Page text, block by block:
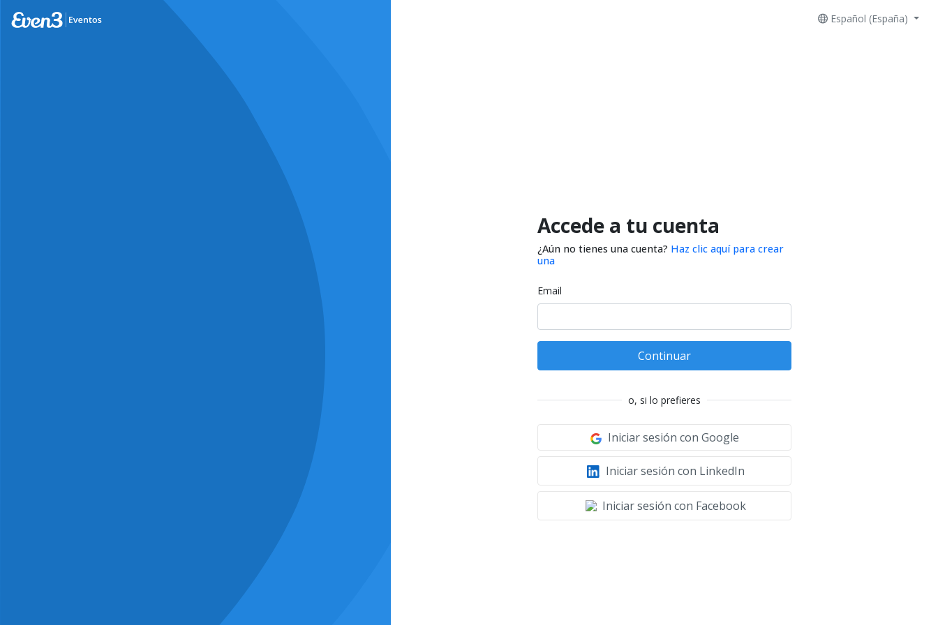
Español (España)
Accede a tu cuenta
¿Aún no tienes una cuenta? Haz clic aquí para crear
una
Email
Continuar
o, si lo prefieres
Iniciar sesión con Google
Iniciar sesión con LinkedIn
Iniciar sesión con Facebook